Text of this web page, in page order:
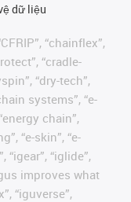
dữ liệu
“chainflex”,
“cradle-
“dry-tech”,
systems”, “e-
chain”,
“e-skin”, “e-
“igear”, “iglide”,
improves what
“iguverse”,